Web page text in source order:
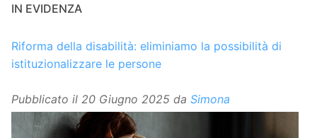
IN EVIDENZA
Riforma della disabilità: eliminiamo la possibilità di
istituzionalizzare le persone
Pubblicato il 20 Giugno 2025 da Simona